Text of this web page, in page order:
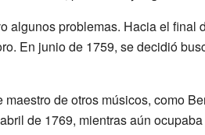
algunos problemas. Hacia el final
En junio de 1759, se decidió
de otros músicos, como
de 1769, mientras aún